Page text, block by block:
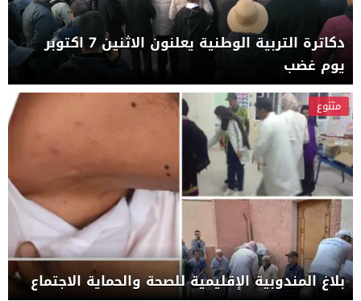
دكاترة التربية الوطنية يعلنون الاثنين 7 اكتوبر
يوم غضب
متنوع
بلاغ المندوبية الإقليمية للصحة والحماية الاجتماع